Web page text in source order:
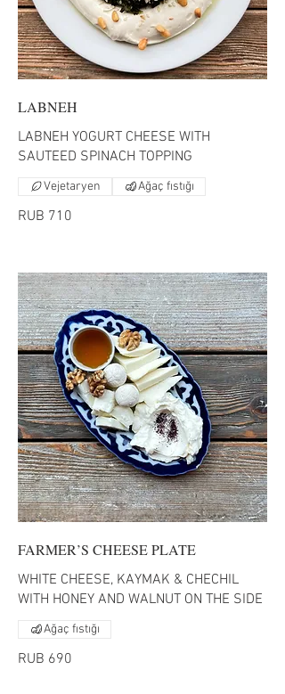
LABNEH
LABNEH YOGURT CHEESE WITH
SAUTEED SPINACH TOPPING
RUB 710
Vejetaryen Ağaç fıstığı
FARMER’S CHEESE PLATE
WHITE CHEESE, KAYMAK & CHECHIL
WITH HONEY AND WALNUT ON THE SIDE
RUB 690
Ağaç fıstığı